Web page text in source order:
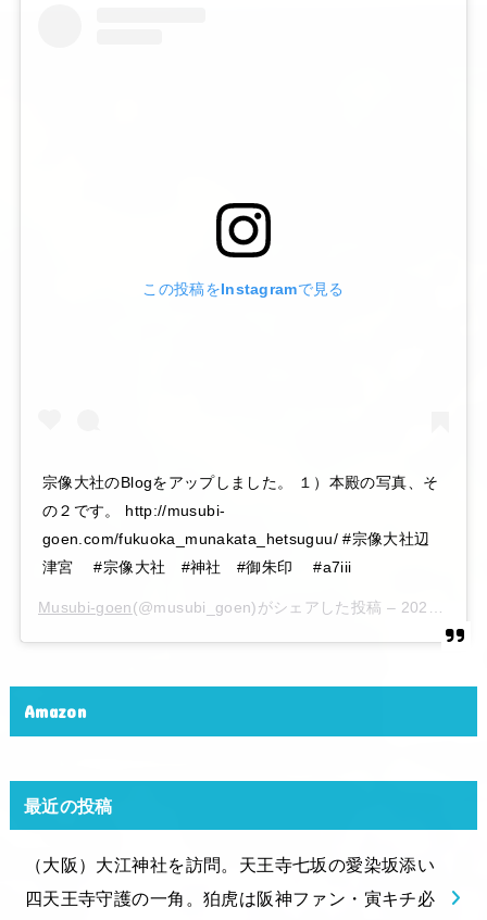
この投稿をInstagramで見る
宗像大社のBlogをアップしました。 １）本殿の写真、そ
の２です。 http://musubi-
goen.com/fukuoka_munakata_hetsuguu/ #宗像大社辺
津宮 #宗像大社 #神社 #御朱印 #a7iii
Musubi-goen(@musubi_goen)がシェアした投稿 – 2020年 6月月6日午後10時15分PDT
Amazon
最近の投稿
（大阪）大江神社を訪問。天王寺七坂の愛染坂添い
四天王寺守護の一角。狛虎は阪神ファン・寅キチ必